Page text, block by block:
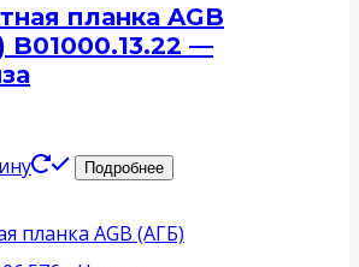
планка AGB
B01000.13.22 —
Подробнее